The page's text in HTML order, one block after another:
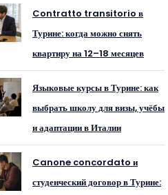
Contratto transitorio в
Турине: когда можно снять
квартиру на 12–18 месяцев
Языковые курсы в Турине: как
выбрать школу для визы, учёбы
и адаптации в Италии
Canone concordato и
студенческий договор в Турине: